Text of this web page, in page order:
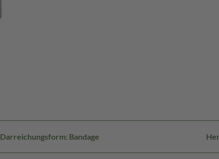
Darreichungsform: Bandage